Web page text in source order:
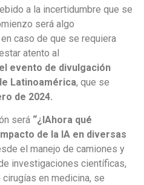
a la incertidumbre que se
será algo
caso de que se requiera
atento al
el evento de divulgación
Latinoamérica, que se
de 2024.
será “¿IAhora qué
de la IA en diversas
el manejo de camiones y
investigaciones científicas,
en medicina, se